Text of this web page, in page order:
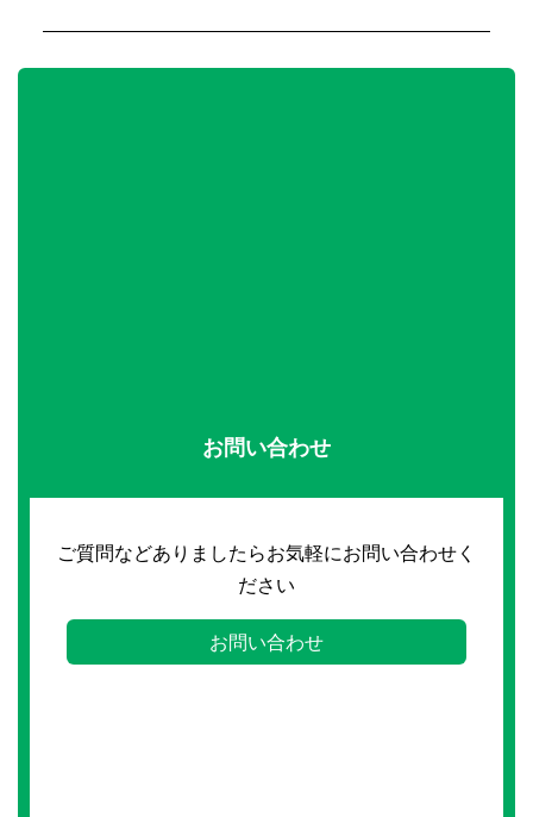
お問い合わせ
ご質問などありましたらお気軽にお問い合わせく
ださい
お問い合わせ